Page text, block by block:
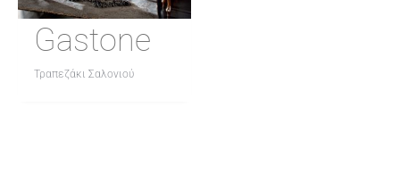
Gastone
Τραπεζάκι Σαλονιού